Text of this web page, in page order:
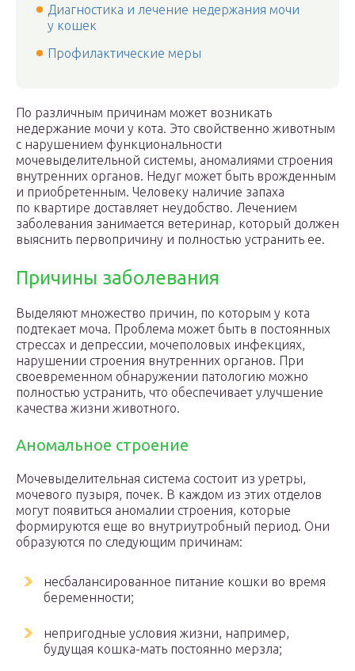
Диагностика и лечение недержания мочи
у кошек
Профилактические меры
По различным причинам может возникать
недержание мочи у кота. Это свойственно животным
с нарушением функциональности
мочевыделительной системы, аномалиями строения
внутренних органов. Недуг может быть врожденным
и приобретенным. Человеку наличие запаха
по квартире доставляет неудобство. Лечением
заболевания занимается ветеринар, который должен
выяснить первопричину и полностью устранить ее.
Причины заболевания
Выделяют множество причин, по которым у кота
подтекает моча. Проблема может быть в постоянных
стрессах и депрессии, мочеполовых инфекциях,
нарушении строения внутренних органов. При
своевременном обнаружении патологию можно
полностью устранить, что обеспечивает улучшение
качества жизни животного.
Аномальное строение
Мочевыделительная система состоит из уретры,
мочевого пузыря, почек. В каждом из этих отделов
могут появиться аномалии строения, которые
формируются еще во внутриутробный период. Они
образуются по следующим причинам:
несбалансированное питание кошки во время
беременности;
непригодные условия жизни, например,
будущая кошка-мать постоянно мерзла;